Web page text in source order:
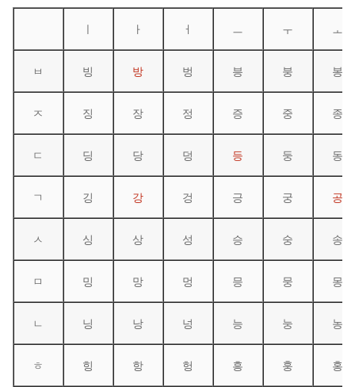
ㅣ ㅏ ㅓ ㅡ ㅜ ㅗ
ㅂ 빙 방 벙 븡 붕 봉
ㅈ 징 장 정 증 중 종
ㄷ 딩 당 덩 등 둥 동
ㄱ 깅 강 겅 긍 궁 공
ㅅ 싱 상 성 승 숭 송
ㅁ 밍 망 멍 믕 뭉 몽
ㄴ 닝 낭 넝 능 눙 농
ㅎ 힝 항 헝 흥 훙 홍